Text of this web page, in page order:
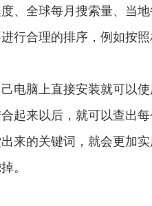
、全球每月搜索量、当
行合理的排序，例如按照
电脑上直接安装就可以
起来以后，就可以查出
来的关键词，就会更加
。